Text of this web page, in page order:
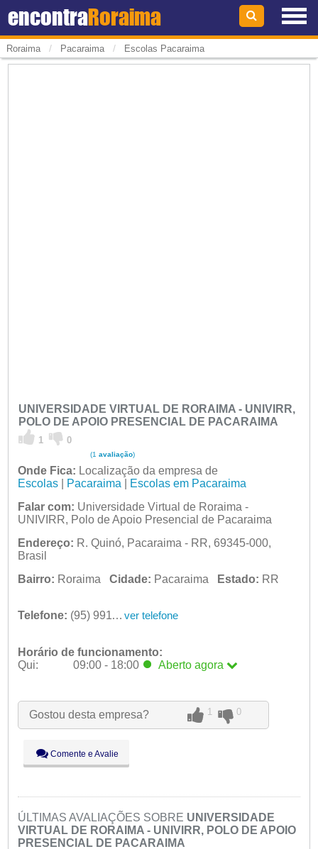
encontraRoraima
Roraima / Pacaraima / Escolas Pacaraima
UNIVERSIDADE VIRTUAL DE RORAIMA - UNIVIRR,
POLO DE APOIO PRESENCIAL DE PACARAIMA
1 0
(1 avaliação)
Onde Fica: Localização da empresa de
Escolas| Pacaraima
Escolas em Pacaraima
Falar com: Universidade Virtual de Roraima -
UNIVIRR, Polo de Apoio Presencial de Pacaraima
Endereço: R. Quinó, Pacaraima - RR, 69345-000,
Brasil
Bairro: Roraima Cidade: Pacaraima Estado: RR
Telefone: (95) 99111-6078 ver telefone
Horário de funcionamento:
Qui:
09:00 - 18:00 Aberto agora
Ter:
09:00 - 18:00
Qua:
09:00 - 18:00
Sex:
09:00 - 18:00
Sáb:
Fechado
Gostou desta empresa? 1 0
Comente e Avalie
ÚLTIMAS AVALIAÇÕES SOBRE UNIVERSIDADE
VIRTUAL DE RORAIMA - UNIVIRR, POLO DE APOIO
PRESENCIAL DE PACARAIMA